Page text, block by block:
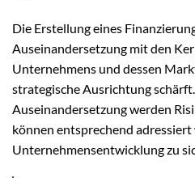
Die Erstellung eines
Auseinandersetzung mit den
Unternehmens und dessen
strategische Ausrichtung
Auseinandersetzung werden
können entsprechend adressiert
Unternehmensentwicklung zu